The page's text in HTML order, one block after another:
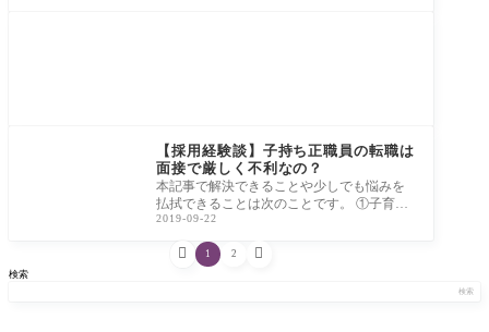
【採用経験談】子持ち正職員の転職は
面接で厳しく不利なの？
本記事で解決できることや少しでも悩みを
払拭できることは次のことです。 ①子育て
をしているママが正職員希望の転職に挑戦
して
2019-09-22
 1 2 
検索
検索